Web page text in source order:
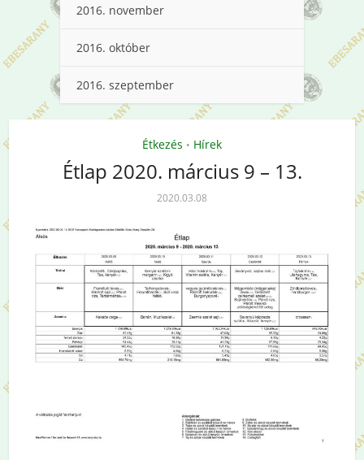
2016. november
2016. október
2016. szeptember
Étkezés • Hírek
Étlap 2020. március 9 – 13.
2020.03.08